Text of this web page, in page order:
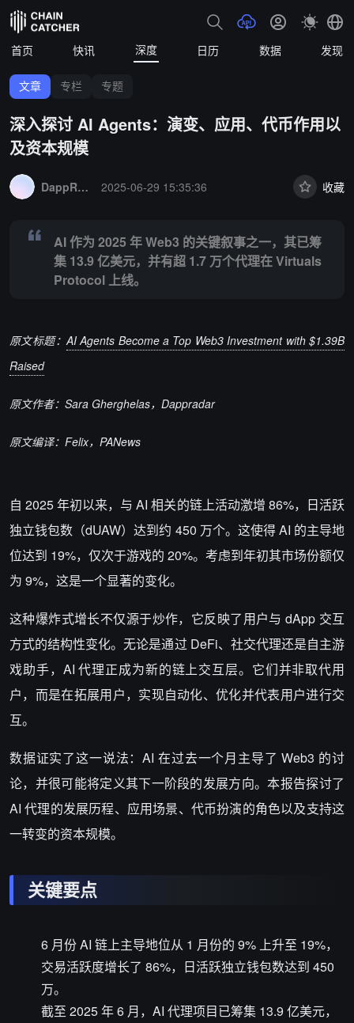
首页 快讯 深度 日历 数据 发现
文章 专栏 专题
深入探讨 AI Agents：演变、应用、代币作用以
及资本规模
DappRadar
2025-06-29 15:35:36 收藏
AI 作为 2025 年 Web3 的关键叙事之一，其已筹
集 13.9 亿美元，并有超 1.7 万个代理在 Virtuals
Protocol 上线。
原文标题：AI Agents Become a Top Web3 Investment with $1.39B
Raised
原文作者：Sara Gherghelas，Dappradar
原文编译：Felix，PANews
自 2025 年初以来，与 AI 相关的链上活动激增 86%，日活跃
独立钱包数（dUAW）达到约 450 万个。这使得 AI 的主导地
位达到 19%，仅次于游戏的 20%。考虑到年初其市场份额仅
为 9%，这是一个显著的变化。
这种爆炸式增长不仅源于炒作，它反映了用户与 dApp 交互
方式的结构性变化。无论是通过 DeFi、社交代理还是自主游
戏助手，AI 代理正成为新的链上交互层。它们并非取代用
户，而是在拓展用户，实现自动化、优化并代表用户进行交
互。
数据证实了这一说法：AI 在过去一个月主导了 Web3 的讨
论，并很可能将定义其下一阶段的发展方向。本报告探讨了
AI 代理的发展历程、应用场景、代币扮演的角色以及支持这
一转变的资本规模。
关键要点
6 月份 AI 链上主导地位从 1 月份的 9% 上升至 19%，
交易活跃度增长了 86%，日活跃独立钱包数达到 450
万。
截至 2025 年 6 月，AI 代理项目已筹集 13.9 亿美元，